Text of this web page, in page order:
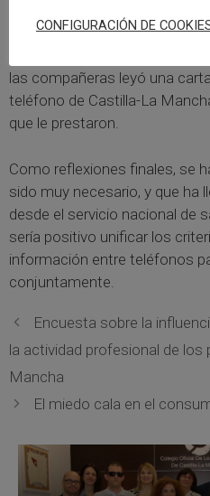
satisfactoria, tanto a nivel
que los usuarios han
las compañeras leyó una
teléfono de Castilla-La
que le prestaron.
Como reflexiones finales, se
sido muy necesario, y que ha
desde el servicio nacional de
sería positivo unificar los
información entre teléfonos
conjuntamente.
Encuesta sobre la
la actividad profesional de los
Mancha
El miedo cala en el
CONFIGURACIÓN DE